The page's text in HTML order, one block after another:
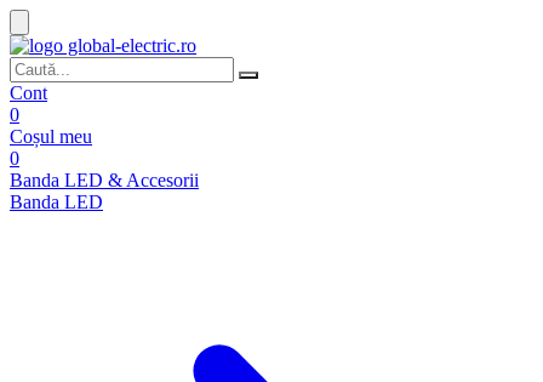
Cont
0
Coșul meu
0
Banda LED & Accesorii
Banda LED